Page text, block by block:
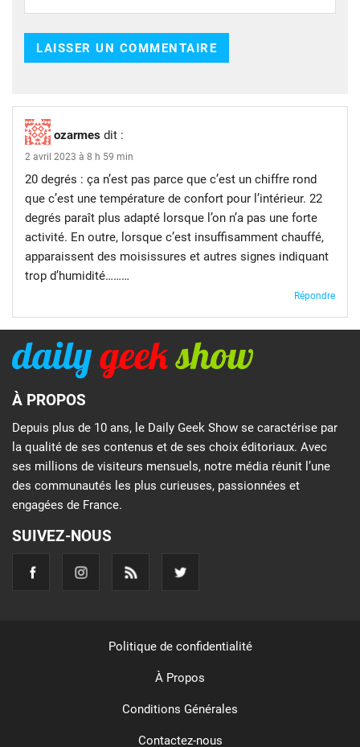
ozarmes dit :
2 avril 2023 à 8 h 59 min
20 degrés : ça n’est pas parce que c’est un chiffre rond
que c’est une température de confort pour l’intérieur. 22
degrés paraît plus adapté lorsque l’on n’a pas une forte
activité. En outre, lorsque c’est insuffisamment chauffé,
apparaissent des moisissures et autres signes indiquant
trop d’humidité………
Répondre
À PROPOS
Depuis plus de 10 ans, le Daily Geek Show se caractérise par
la qualité de ses contenus et de ses choix éditoriaux. Avec
ses millions de visiteurs mensuels, notre média réunit l’une
des communautés les plus curieuses, passionnées et
engagées de France.
SUIVEZ-NOUS
Politique de confidentialité
À Propos
Conditions Générales
Contactez-nous